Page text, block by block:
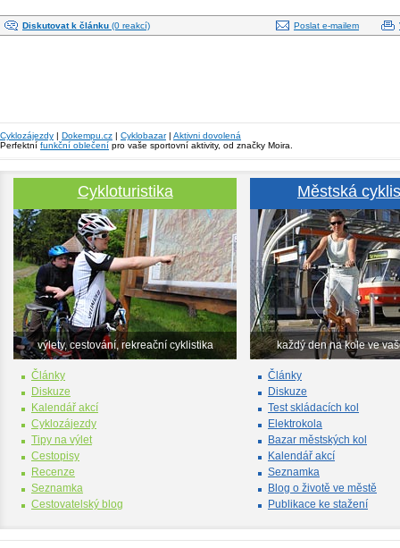
Diskutovat k článku (0 reakcí) Poslat e-mailem
Cyklozájezdy | Dokempu.cz | Cyklobazar| Aktivni dovolená
Perfektní funkční oblečení pro vaše sportovní aktivity, od značky Moira.
Cykloturistika
výlety, cestování, rekreační cyklistika
Články
Diskuze
Kalendář akcí
Cyklozájezdy
Tipy na výlet
Cestopisy
Recenze
Seznamka
Cestovatelský blog
Městská
každý den na kole ve
Články
Diskuze
Test skládacích kol
Elektrokola
Bazar městských kol
Kalendář akcí
Seznamka
Blog o životě ve městě
Publikace ke stažení